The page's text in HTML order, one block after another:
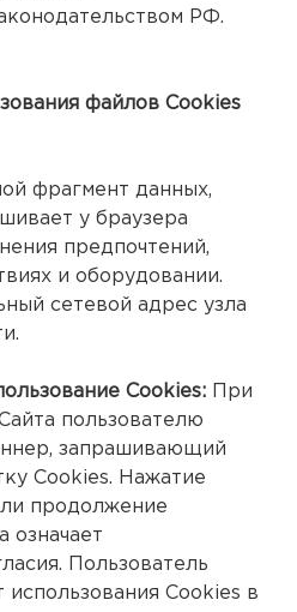
РФ.
файлов Cookies
фрагмент данных,
у браузера
предпочтений,
и оборудовании.
сетевой адрес узла
Cookies: При
пользователю
запрашивающий
Cookies. Нажатие
продолжение
означает
Пользователь
использования Cookies в